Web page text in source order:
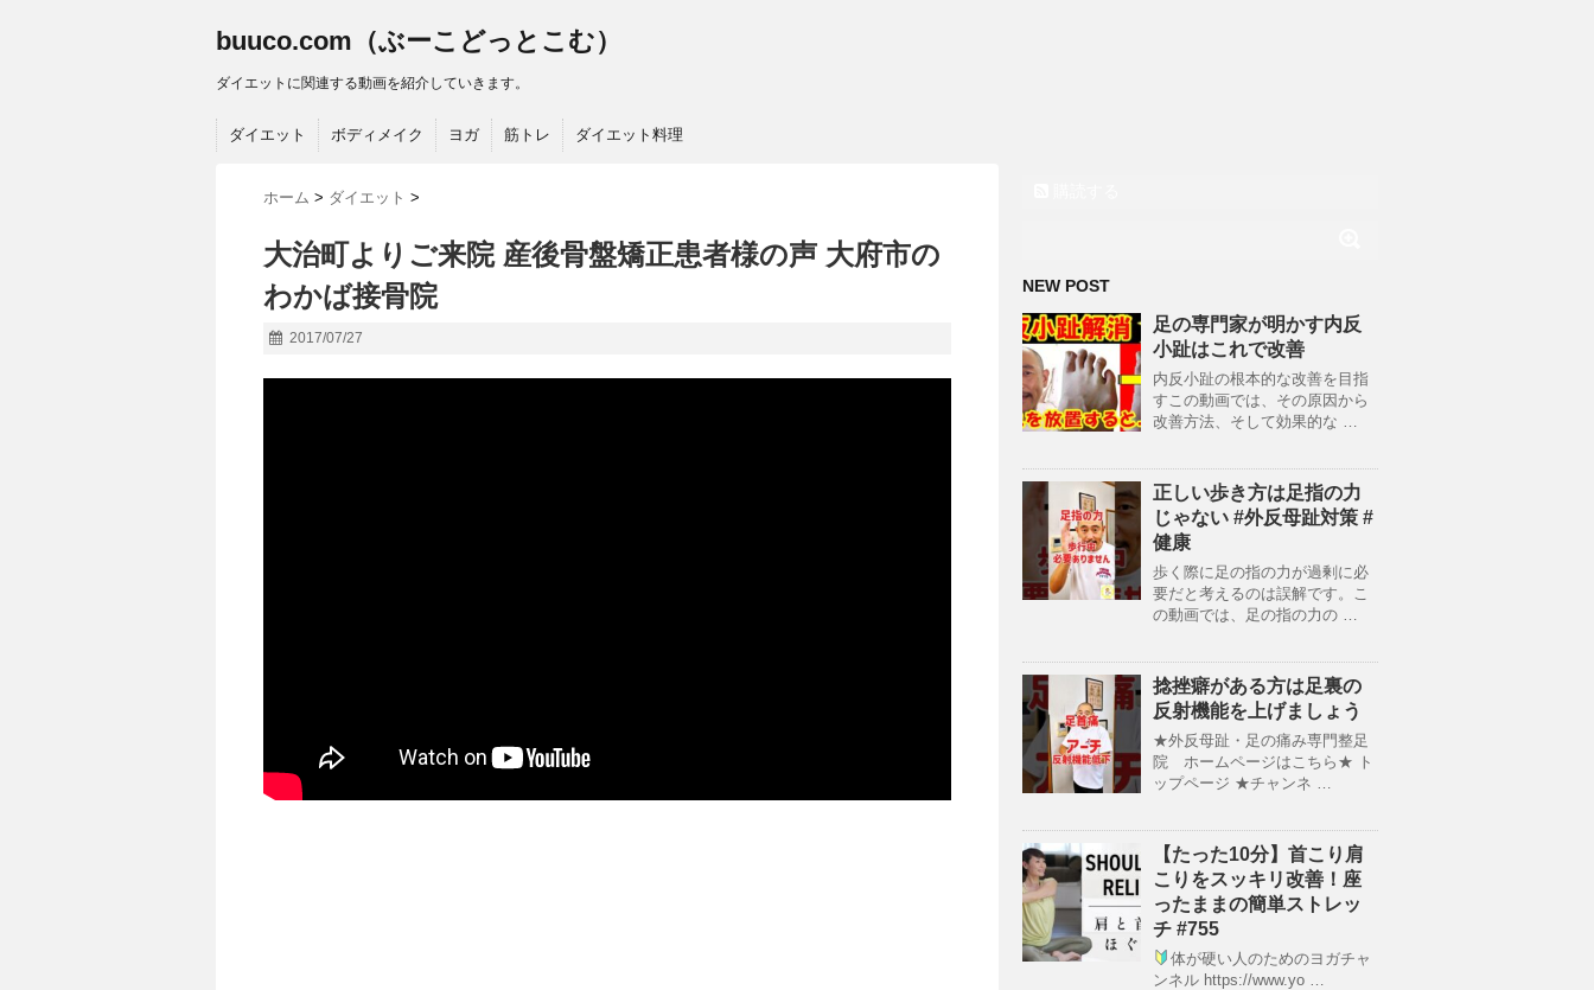
buuco.com（ぶーこどっとこむ）
ダイエットに関連する動画を紹介していきます。
ダイエット ボディメイク ヨガ 筋トレ ダイエット料理
ホーム > ダイエット >
大治町よりご来院 産後骨盤矯正患者様の声 大府市の
わかば接骨院
2017/07/27
NEW POST
足の専門家が明かす内反
小趾はこれで改善
内反小趾の根本的な改善を目指
すこの動画では、その原因から
改善方法、そして効果的な …
正しい歩き方は足指の力
じゃない #外反母趾対策 #
健康
歩く際に足の指の力が過剰に必
要だと考えるのは誤解です。こ
の動画では、足の指の力の …
捻挫癖がある方は足裏の
反射機能を上げましょう
★外反母趾・足の痛み専門整足
院 ホームページはこちら★ ト
ップページ ★チャンネ …
【たった10分】首こり肩
こりをスッキリ改善！座
ったままの簡単ストレッ
チ #755
体が硬い人のためのヨガチャ
ンネル https://www.yo …